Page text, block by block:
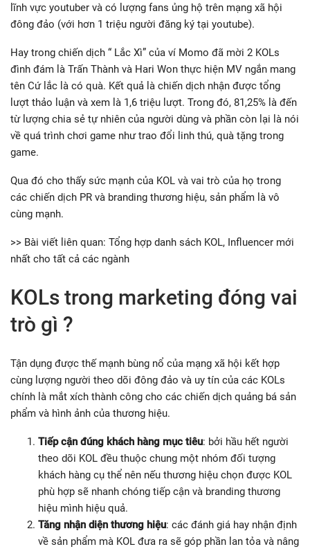
lĩnh vực youtuber và có lượng fans ủng hộ trên mạng xã hội
đông đảo (với hơn 1 triệu người đăng ký tại youtube).
Hay trong chiến dịch “ Lắc Xì” của ví Momo đã mời 2 KOLs
đình đám là Trấn Thành và Hari Won thực hiện MV ngắn mang
tên Cứ lắc là có quà. Kết quả là chiến dịch nhận được tổng
lượt thảo luận và xem là 1,6 triệu lượt. Trong đó, 81,25% là đến
từ lượng chia sẻ tự nhiên của người dùng và phần còn lại là nói
về quá trình chơi game như trao đổi linh thú, quà tặng trong
game.
Qua đó cho thấy sức mạnh của KOL và vai trò của họ trong
các chiến dịch PR và branding thương hiệu, sản phẩm là vô
cùng mạnh.
>> Bài viết liên quan: Tổng hợp danh sách KOL, Influencer mới
nhất cho tất cả các ngành
KOLs trong marketing đóng vai
trò gì ?
Tận dụng được thế mạnh bùng nổ của mạng xã hội kết hợp
cùng lượng người theo dõi đông đảo và uy tín của các KOLs
chính là mắt xích thành công cho các chiến dịch quảng bá sản
phẩm và hình ảnh của thương hiệu.
Tiếp cận đúng khách hàng mục tiêu: bởi hầu hết người
theo dõi KOL đều thuộc chung một nhóm đối tượng
khách hàng cụ thể nên nếu thương hiệu chọn được KOL
phù hợp sẽ nhanh chóng tiếp cận và branding thương
hiệu mình hiệu quả.
Tăng nhận diện thương hiệu: các đánh giá hay nhận định
về sản phẩm mà KOL đưa ra sẽ góp phần lan tỏa và nâng